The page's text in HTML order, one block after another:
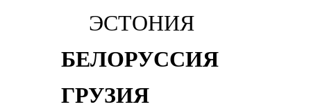
ЭСТОНИЯ
БЕЛОРУССИЯ
ГРУЗИЯ